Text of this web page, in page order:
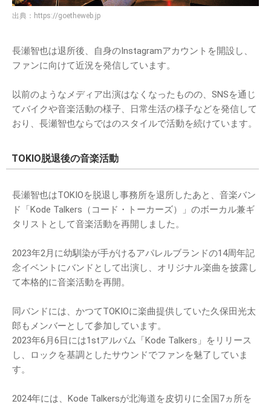
出典： https://goetheweb.jp
長瀬智也は退所後、自身のInstagramアカウントを開設し、
ファンに向けて近況を発信しています。
以前のようなメディア出演はなくなったものの、SNSを通じ
てバイクや音楽活動の様子、日常生活の様子などを発信して
おり、長瀬智也ならではのスタイルで活動を続けています。
TOKIO脱退後の音楽活動
長瀬智也はTOKIOを脱退し事務所を退所したあと、音楽バン
ド「Kode Talkers（コード・トーカーズ）」のボーカル兼ギ
タリストとして音楽活動を再開しました。
2023年2月に幼馴染が手がけるアパレルブランドの14周年記
念イベントにバンドとして出演し、オリジナル楽曲を披露し
て本格的に音楽活動を再開。
同バンドには、かつてTOKIOに楽曲提供していた久保田光太
郎もメンバーとして参加しています。
2023年6月6日には1stアルバム「Kode Talkers」をリリース
し、ロックを基調としたサウンドでファンを魅了していま
す。
2024年には、Kode Talkersが北海道を皮切りに全国7ヵ所を